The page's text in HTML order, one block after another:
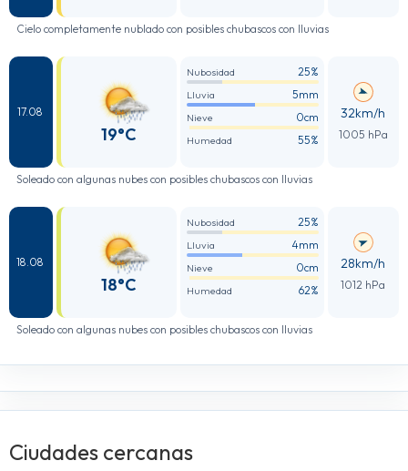
Cielo completamente nublado con posibles chubascos con lluvias
17.08
19°C
Nubosidad 25%
Lluvia 5mm
Nieve 0cm
Humedad 55%
32km/h
1005 hPa
Soleado con algunas nubes con posibles chubascos con lluvias
18.08
18°C
Nubosidad 25%
Lluvia 4mm
Nieve 0cm
Humedad 62%
28km/h
1012 hPa
Soleado con algunas nubes con posibles chubascos con lluvias
Ciudades cercanas